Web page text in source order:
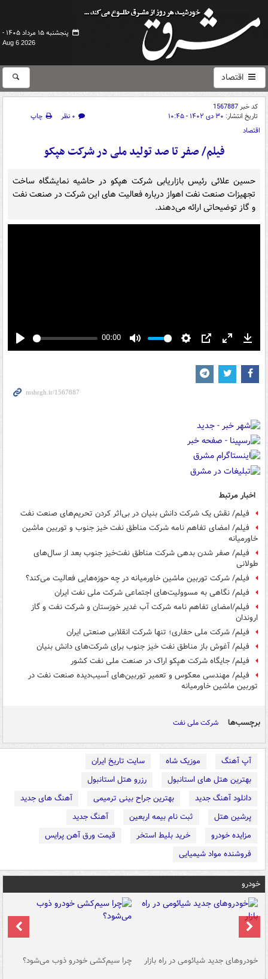
پنجشنبه ۱۵ مرداد ۱۴۰۵ -
Aug 6 2026
اقتصاد
کد خبر1567887
تاریخ انتشار: ۳۰ دی ۱۴۰۲ - ۱۰:۴۵ ۰ نظر
چاپ
اقتصاد
فیلم/ صفر تا صد تولید ملی در شرکت هپکو
حسین علائی رئیس بازاریابی شرکت هپکو در حاشیه نمایشگاه ساخت
تجهیزات صنعت نفت اهواز درباره فعالیت های این شرکت در صنعت نفت
و گاز توضیحاتی ارائه می‌دهند.
Play
00:00
Mute Settings
PIP Enter
fullscreen
اخبار مرتبط
فیلم/ نقش یک شرکت دانش بنیان در بی‌اثر کردن تحریم‌های صنعت نفت
فیلم/ امضای تفاهم نامه شرکت مناطق نفت خیز جنوب و توربین ماشین
خاورمیانه
فیلم/ صفر شدن بدهی شرکت مناطق نفت‌خیز جنوب بعد از سال‌های
طولانی
فیلم/ شرکت توربین ماشین خاورمیانه در چه حوزه‌هایی فعالیت می‌کند؟
فیلم/ نگاهی به مسوولیت‌های اجتماعی شرکت ملی نفت ایران
فیلم/امضای تفاهم نامه شرکت آب غدیر خوزستان و شرکت نفت و گاز
اروندان
فیلم/ شرکت ملی حفاری؛ تنها شرکت انقلابی صنعتی ایران
فیلم/ آغوش باز مناطق نفت خیز جنوب برای شرکت‌های دانش بنیان
فیلم/ جایگاه شرکت هپکو اراک در صنعت ملی نفت کشور
فیلم/ مهندسی معکوس و تعمیر توربین‌های آسیب‌دیده صنعت نفت در
توربین ماشین خاورمیانه
برچسب‌ها شرکت ملی نفت
آپ آهنگ موزیک شاه
سایت تاریخ ایران
بهترین هتل های استانبول
رزرو هتل استانبول
دانلود آهنگ جدید
بهترین جراح بینی ترمیمی
آهنگ های جدید
پرشین هتل
ثبت نام بیمه اربعین
آهنگ جدید
مزایده خودرو
خرید بلیط استخر
قیمت ورق آهن پرایس
فروشنده مواد شیمیایی
خودرو
خودروهای جدید شیائومی در راه بازار چرا سیم‌کشی خودرو ذوب می‌شود؟